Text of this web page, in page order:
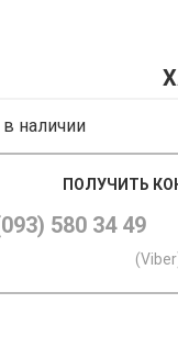
в наличии
ПОЛУЧИТЬ
580 34 49